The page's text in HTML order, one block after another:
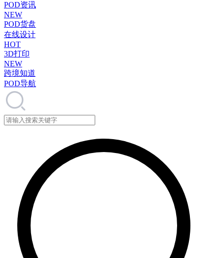
POD资讯
NEW
POD货盘
在线设计
HOT
3D打印
NEW
跨境知道
POD导航